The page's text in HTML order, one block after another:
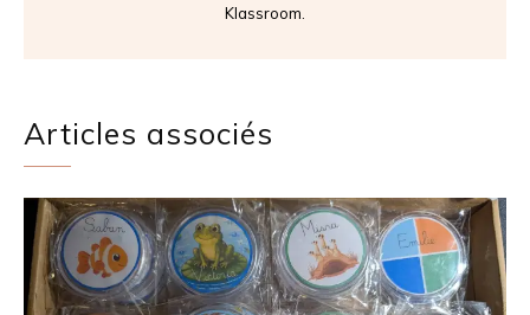
Klassroom.
Articles associés